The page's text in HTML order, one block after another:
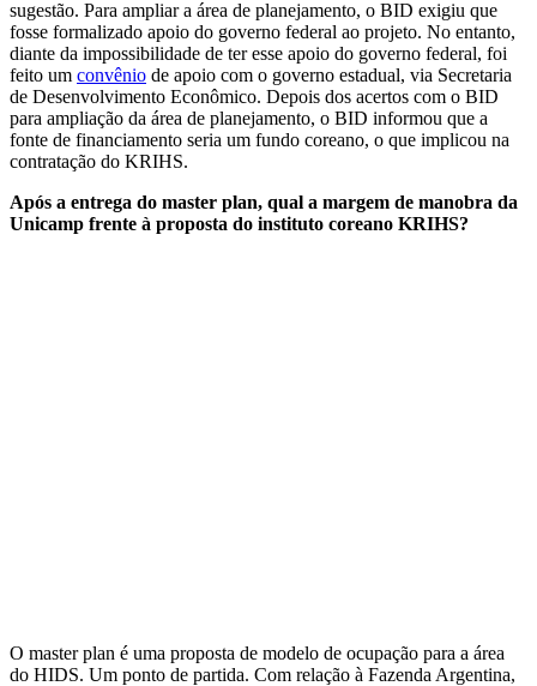
sugestão. Para ampliar a área de planejamento, o BID exigiu que
fosse formalizado apoio do governo federal ao projeto. No entanto,
diante da impossibilidade de ter esse apoio do governo federal, foi
feito um convênio de apoio com o governo estadual, via Secretaria
de Desenvolvimento Econômico. Depois dos acertos com o BID
para ampliação da área de planejamento, o BID informou que a
fonte de financiamento seria um fundo coreano, o que implicou na
contratação do KRIHS.
Após a entrega do master plan, qual a margem de manobra da
Unicamp frente à proposta do instituto coreano KRIHS?
O master plan é uma proposta de modelo de ocupação para a área
do HIDS. Um ponto de partida. Com relação à Fazenda Argentina,